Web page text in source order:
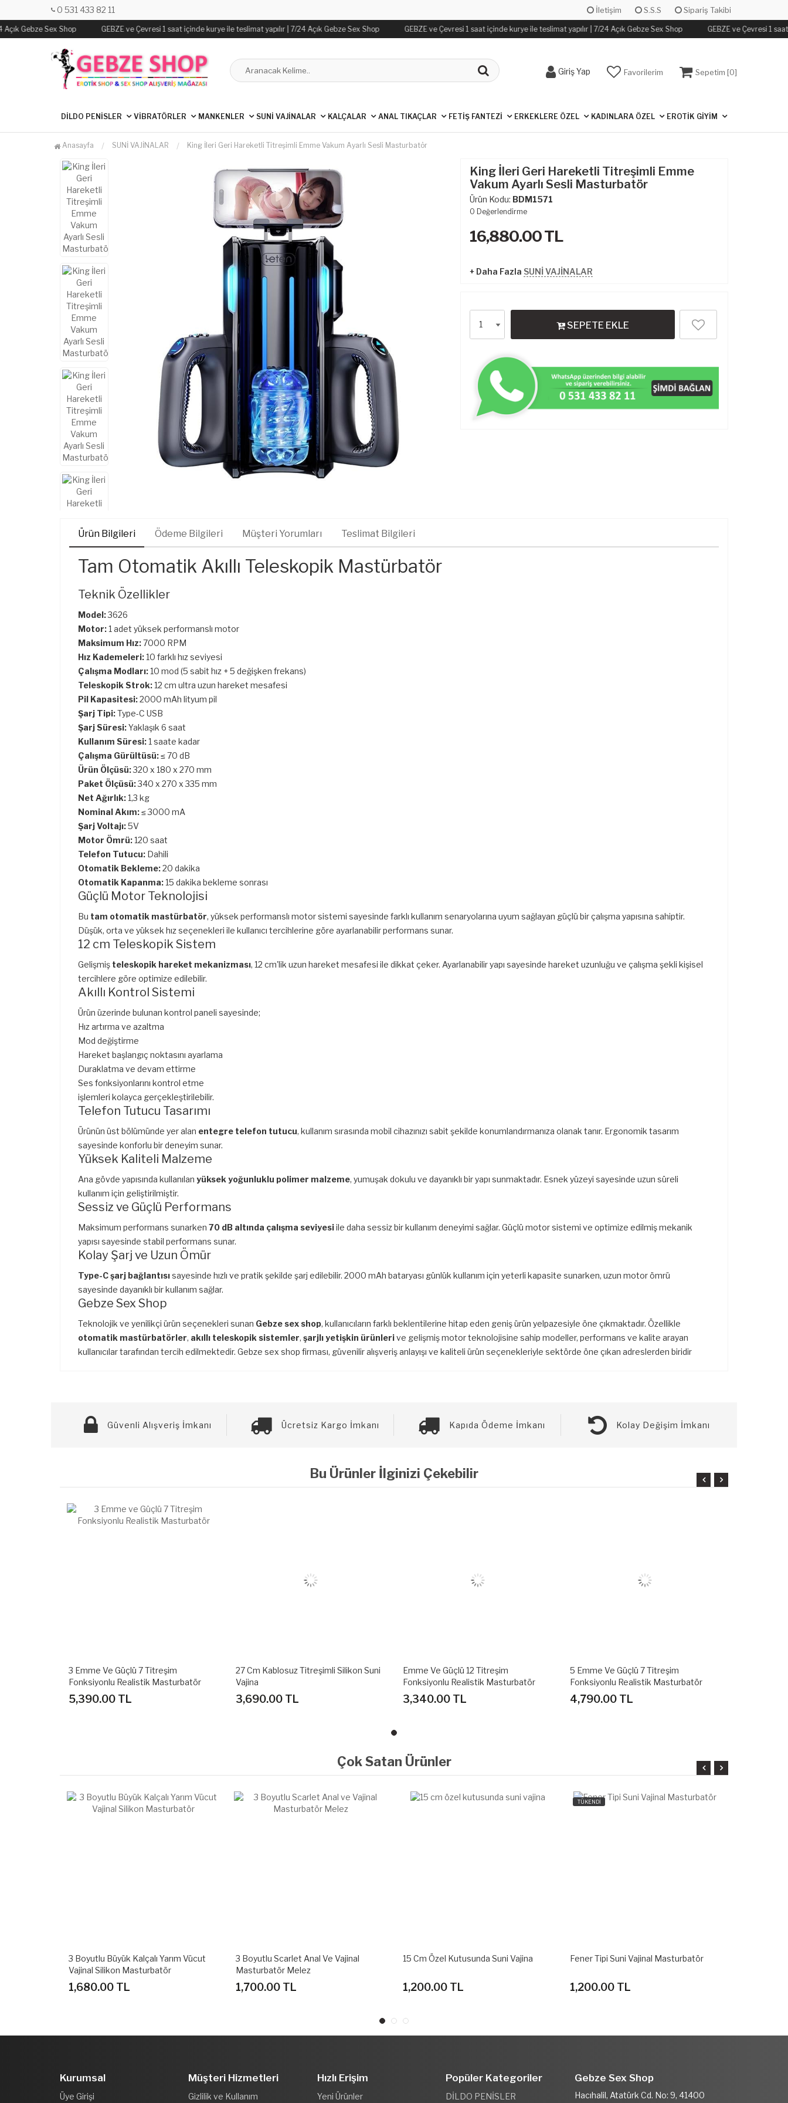
0 531 433 82 11 İletişim S.S.S Sipariş Takibi
Gebze Sex Shop GEBZE ve Çevresi 1 saat içinde kurye ile teslimat yapılır | 7/24 Açık Gebze Sex Shop GEBZE ve Çevresi 1 saat içinde kurye ile teslimat yapılır | 7/24 Açık Gebze Sex Shop GEBZE ve Çevresi 1 saat
Giriş Yap Favorilerim Sepetim [0]
DİLDO PENİSLER VİBRATÖRLER MANKENLER SUNİ VAJİNALAR KALÇALAR ANAL TIKAÇLAR FETİŞ FANTEZİ ERKEKLERE ÖZEL KADINLARA ÖZEL EROTİK GİYİM
Anasayfa SUNİ VAJİNALAR King İleri Geri Hareketli Titreşimli Emme Vakum Ayarlı Sesli Masturbatör
King İleri Geri Hareketli Titreşimli Emme
Vakum Ayarlı Sesli Masturbatör
Ürün Kodu: BDM1571
0 Değerlendirme
16,880.00TL
+ Daha Fazla SUNİ VAJİNALAR
SEPETE EKLE
Ürün Bilgileri Ödeme Bilgileri Müşteri Yorumları Teslimat Bilgileri
Tam Otomatik Akıllı Teleskopik Mastürbatör
Teknik Özellikler
Model:3626
Motor:1 adet yüksek performanslı motor
Maksimum Hız:7000 RPM
Hız Kademeleri:10 farklı hız seviyesi
Çalışma Modları:10 mod (5 sabit hız + 5 değişken frekans)
Teleskopik Strok:12 cm ultra uzun hareket mesafesi
Pil Kapasitesi:2000 mAh lityum pil
Şarj Tipi:Type-C USB
Şarj Süresi:Yaklaşık 6 saat
Kullanım Süresi:1 saate kadar
Çalışma Gürültüsü:≤ 70 dB
Ürün Ölçüsü:320 x 180 x 270 mm
Paket Ölçüsü:340 x 270 x 335 mm
Net Ağırlık:1,3 kg
Nominal Akım:≤ 3000 mA
Şarj Voltajı:5V
Motor Ömrü:120 saat
Telefon Tutucu: Dahili
Otomatik Bekleme:20 dakika
Otomatik Kapanma:15 dakika bekleme sonrası
Güçlü Motor Teknolojisi
Bu tam otomatik mastürbatör, yüksek performanslı motor sistemi sayesinde farklı kullanım senaryolarına uyum sağlayan güçlü bir çalışma yapısına sahiptir.
Düşük, orta ve yüksek hız seçenekleri ile kullanıcı tercihlerine göre ayarlanabilir performans sunar.
12 cm Teleskopik Sistem
Gelişmiş teleskopik hareket mekanizması, 12 cm'lik uzun hareket mesafesi ile dikkat çeker. Ayarlanabilir yapı sayesinde hareket uzunluğu ve çalışma şekli kişisel
tercihlere göre optimize edilebilir.
Akıllı Kontrol Sistemi
Ürün üzerinde bulunan kontrol paneli sayesinde;
Hız artırma ve azaltma
Mod değiştirme
Hareket başlangıç noktasını ayarlama
Duraklatma ve devam ettirme
Ses fonksiyonlarını kontrol etme
işlemleri kolayca gerçekleştirilebilir.
Telefon Tutucu Tasarımı
Ürünün üst bölümünde yer alan entegre telefon tutucu, kullanım sırasında mobil cihazınızı sabit şekilde konumlandırmanıza olanak tanır. Ergonomik tasarım
sayesinde konforlu bir deneyim sunar.
Yüksek Kaliteli Malzeme
Ana gövde yapısında kullanılan yüksek yoğunluklu polimer malzeme, yumuşak dokulu ve dayanıklı bir yapı sunmaktadır. Esnek yüzeyi sayesinde uzun süreli
kullanım için geliştirilmiştir.
Sessiz ve Güçlü Performans
Maksimum performans sunarken 70 dB altında çalışma seviyesiile daha sessiz bir kullanım deneyimi sağlar. Güçlü motor sistemi ve optimize edilmiş mekanik
yapısı sayesinde stabil performans sunar.
Kolay Şarj ve Uzun Ömür
Type-C şarj bağlantısısayesinde hızlı ve pratik şekilde şarj edilebilir. 2000 mAh bataryası günlük kullanım için yeterli kapasite sunarken, uzun motor ömrü
sayesinde dayanıklı bir kullanım sağlar.
Gebze Sex Shop
Teknolojik ve yenilikçi ürün seçenekleri sunan Gebze sex shop, kullanıcıların farklı beklentilerine hitap eden geniş ürün yelpazesiyle öne çıkmaktadır. Özellikle
otomatik mastürbatörler, akıllı teleskopik sistemler, şarjlı yetişkin ürünlerive gelişmiş motor teknolojisine sahip modeller, performans ve kalite arayan
kullanıcılar tarafından tercih edilmektedir. Gebze sex shop firması, güvenilir alışveriş anlayışı ve kaliteli ürün seçenekleriyle sektörde öne çıkan adreslerden biridir
Güvenli Alışveriş İmkanı Ücretsiz Kargo İmkanı Kapıda Ödeme İmkanı Kolay Değişim İmkanı
Bu Ürünler İlginizi Çekebilir
27 Cm Kablosuz Titreşimli Silikon Suni
Vajina
3,690.00 TL
Emme Ve Güçlü 12 Titreşim
Fonksiyonlu Realistik Masturbatör
3,340.00 TL
5 Emme Ve Güçlü 7 Titreşim
Fonksiyonlu Realistik Masturbatör
4,790.00 TL
3 Emme Ve Güçlü 7 Titreşim
Fonksiyonlu Realistik Masturbatör
5,390.00 TL
Çok Satan Ürünler
3 Boyutlu Scarlet Anal Ve Vajinal
Masturbatör Melez
1,700.00 TL
15 Cm Özel Kutusunda Suni Vajina
1,200.00 TL
TÜKENDİ
Fener Tipi Suni Vajinal Masturbatör
1,200.00 TL
Özel Dokulu Realistik Çift Taraflı Vajina
3,350.00 TL
Kurumsal
Üye Girişi
Müşteri Hizmetleri
Gizlilik ve Kullanım
Hızlı Erişim
Yeni Ürünler
Popüler Kategoriler
DİLDO PENİSLER
Gebze Sex Shop
Hacıhalil, Atatürk Cd. No: 9, 41400